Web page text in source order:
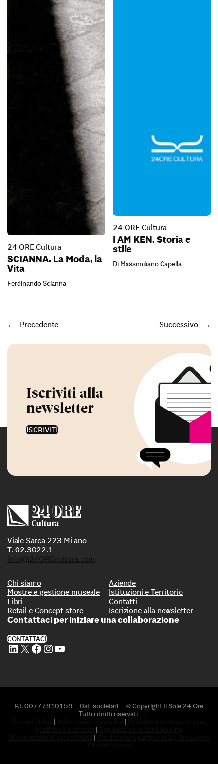
24 ORE Cultura
SCIANNA. La Moda, la
Vita
Ferdinando Scianna
24 ORE Cultura
I AM KEN. Storia e
stile
Di Massimiliano Capella
← Precedente Successivo →
Iscriviti alla
newsletter
ISCRIVITI
Viale Sarca 223 Milano
T. 02.3022.1
info@24OREcultura.com
Chi siamo
Mostre e gestione museale
Libri
Retail e Concept store
Aziende
Istituzioni e Territorio
Contatti
Iscrizione alla newsletter
Contattaci per iniziare una collaborazione
CONTATTACI
Profilo Linkedin di 24 ORE Cultura Profilo X di 24 ORE Cultura Profilo Facebook di 24 ORE Cultura Profilo Instagram di 24 ORE Cultura Profilo Youtube di 24 ORE Cultura
P.I. 00777910159 – Dati societari – © Copyright Il Sole 24 Ore
Tutti i diritti riservati
| |
|
|